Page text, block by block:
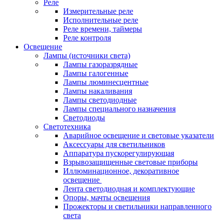
Реле
Измерительные реле
Исполнительные реле
Реле времени, таймеры
Реле контроля
Освещение
Лампы (источники света)
Лампы газоразрядные
Лампы галогенные
Лампы люминесцентные
Лампы накаливания
Лампы светодиодные
Лампы специального назначения
Светодиоды
Светотехника
Аварийное освещение и световые указатели
Аксессуары для светильников
Аппаратура пускорегулирующая
Взрывозащищенные световые приборы
Иллюминационное, декоративное
освещение
Лента светодиодная и комплектующие
Опоры, мачты освещения
Прожекторы и светильники направленного
света